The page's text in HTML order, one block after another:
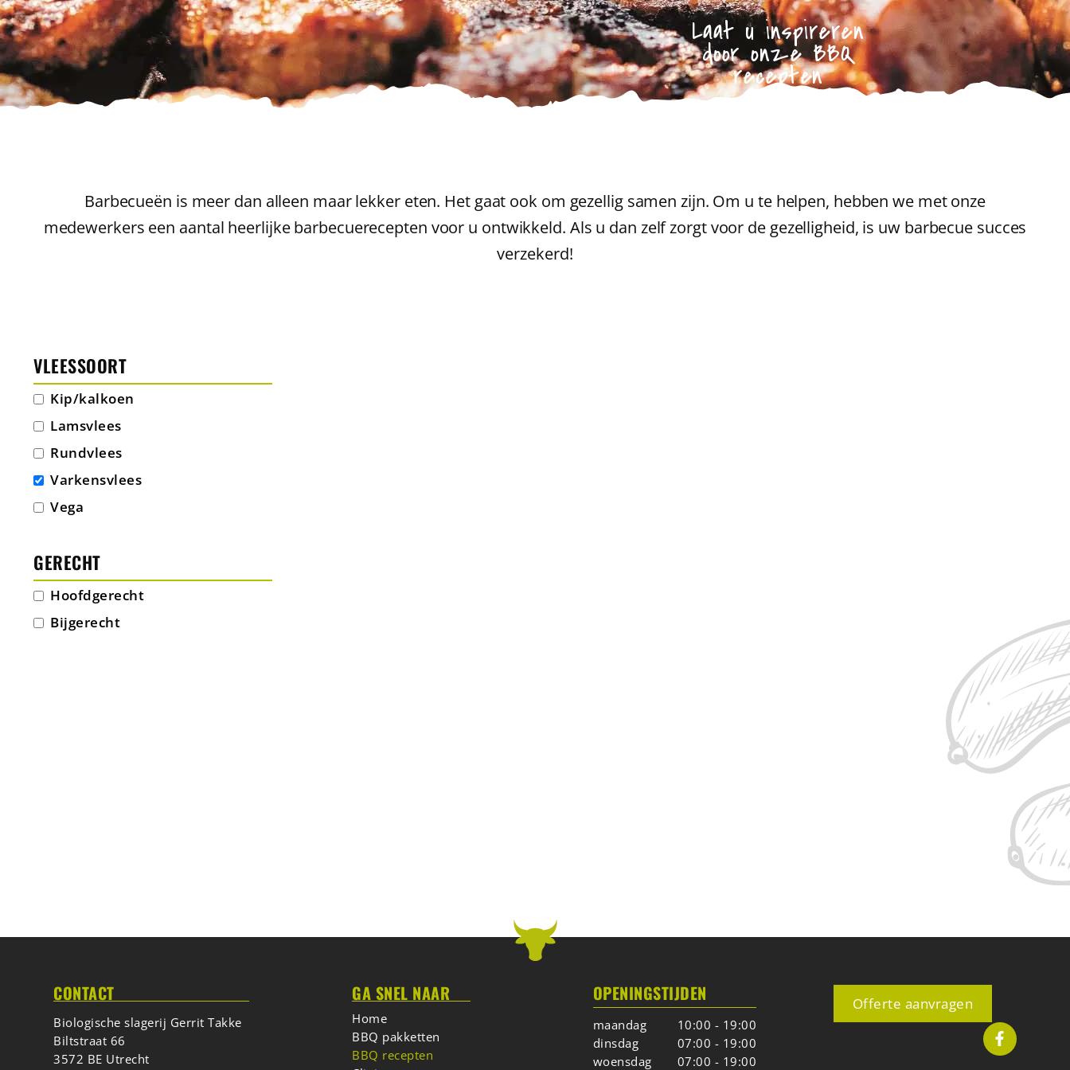
Laat u inspireren
door onze BBQ
recepten
Barbecueën is meer dan alleen maar lekker eten. Het gaat ook om gezellig samen zijn. Om u te helpen, hebben we met onze
medewerkers een aantal heerlijke barbecuerecepten voor u ontwikkeld. Als u dan zelf zorgt voor de gezelligheid, is uw barbecue succes
verzekerd!
VLEESSOORT
Kip/kalkoen
Lamsvlees
Rundvlees
Varkensvlees
Vega
GERECHT
Hoofdgerecht
Bijgerecht
CONTACT
Biologische slagerij Gerrit Takke
Biltstraat 66
3572 BE Utrecht
GA SNEL NAAR
Home
BBQ pakketten
BBQ recepten
OPENINGSTIJDEN
maandag
10:00 - 19:00
dinsdag
07:00 - 19:00
woensdag
07:00 - 19:00
Offerte aanvragen